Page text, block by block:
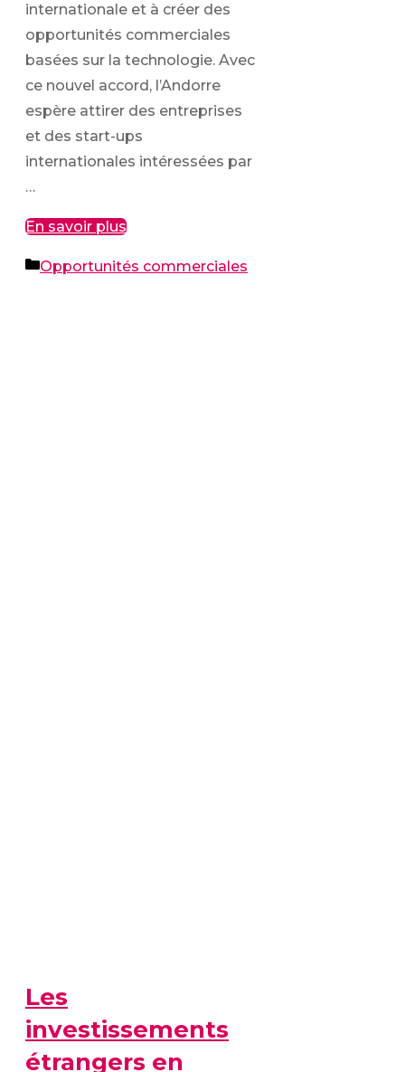
internationale et à créer des
opportunités commerciales
basées sur la technologie. Avec
ce nouvel accord, l’Andorre
espère attirer des entreprises
et des start-ups
internationales intéressées par
…
En savoir plus
Catégories
Opportunités commerciales
Les
investissements
étrangers en